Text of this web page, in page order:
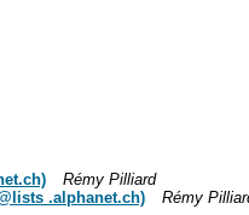
Rémy Pilliard
.alphanet.ch)
Rémy